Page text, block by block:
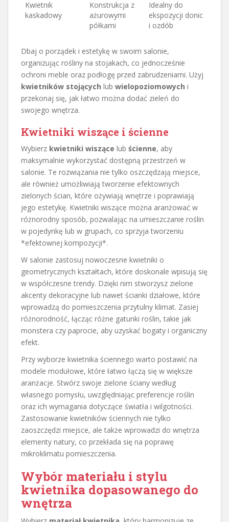
Kwietnik
kaskadowy
Konstrukcja z
ażurowymi
półkami
Idealny do
ekspozycji donic
i ozdób
Dbaj o porządek i estetykę w swoim salonie,
organizując rośliny na stojakach, co jednocześnie
ochroni meble oraz podłogę przed zabrudzeniami. Użyj
kwietników stojących lub wielopoziomowych i
przekonaj się, jak łatwo można dodać zieleń do
swojego wnętrza.
Kwietniki wiszące i ścienne
Wybierz kwietniki wiszące lub ścienne, aby
maksymalnie wykorzystać dostępną przestrzeń w
salonie. Te rozwiązania nie tylko oszczędzają miejsce,
ale również umożliwiają tworzenie efektownych
zielonych ścian, które ożywiają wnętrze i poprawiają
jego estetykę. Kwietniki wiszące można aranżować w
różnorodny sposób, pozwalając na umieszczanie roślin
w pojedynkę lub w grupach, co sprzyja tworzeniu
*efektownej kompozycji*.
W salonie zastosuj nowoczesne kwietniki o
geometrycznych kształtach, które doskonale wpisują się
w współczesne trendy. Dzięki nim stworzysz zielone
akcenty dekoracyjne lub nawet ścianki działowe, które
wprowadzą do pomieszczenia przytulny klimat. Zasiej
różnorodność, łącząc różne gatunki roślin, takie jak
monstera czy paprocie, aby uzyskać bogaty i organiczny
efekt.
Przy wyborze kwietnika ściennego warto postawić na
modele modułowe, które łatwo łączą się w większe
aranżacje. Stwórz swoje zielone ściany według
własnego pomysłu, uwzględniając preferencje roślin
oraz ich wymagania dotyczące światła i wilgotności.
Zastosowanie kwietników ściennych nie tylko
zaoszczędzi miejsce, ale także wprowadzi do wnętrza
elementy natury, co przekłada się na poprawę
mikroklimatu pomieszczenia.
Wybór materiału i stylu
kwietnika dopasowanego do
wnętrza